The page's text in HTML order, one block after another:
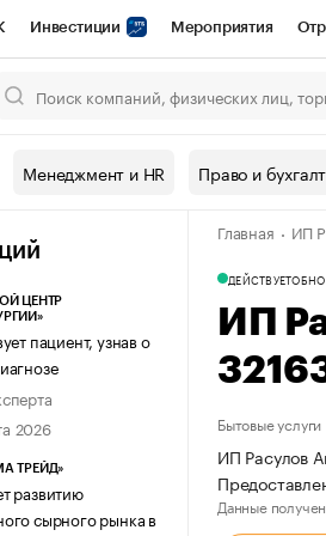
Инвестиции Мероприятия
Конференции СПб Спецпроекты
Рынок наличной
Менеджмент и HR Право и
ЦЕНТР
пациент, узнав о
2026
ТРЕЙД»
развитию
сырного рынка в
Главная ИП
ДЕЙСТВУЕТ
ИП
Бытовые услуги
ИП Расулов
Данные